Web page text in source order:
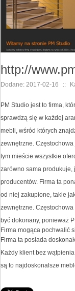
http://
Dodane: 2017-02-16 ::
PM Studio jest to firma,
sprawdzą się w każdej
mebli, wśród których
zewnętrzne. Częstochowa
tym mieście wszystkie
zarówno sama produkuje,
producentów. Firma ta
od niej zakupione, takie
zewnętrzne.
być dokonany, ponieważ
Firma mogąca pochwalić
Firma ta posiada
Każdy klient bez
są to najdoskonalsze